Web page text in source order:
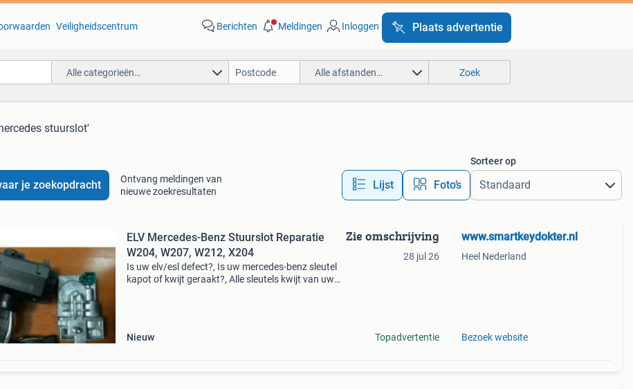
Veiligheidscentrum Berichten Meldingen Inloggen Plaats advertentie
Alle categorieën… Alle afstanden… Zoek
stuurslot'
je zoekopdracht
Ontvang meldingen van
nieuwe zoekresultaten
Lijst Foto’s
Sorteer op
ELV Mercedes-Benz Stuurslot Reparatie
W204, W207, W212, X204
Is uw elv/esl defect?, Is uw mercedes-benz sleutel
kapot of kwijt geraakt?, Alle sleutels kwijt van uw
Nieuw
Zie omschrijving
28 jul 26
Topadvertentie
www.smartkeydokter.nl
Heel Nederland
Bezoek website